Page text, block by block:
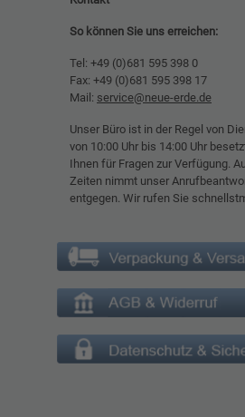
So können Sie uns erreichen:
Tel: +49 (0)681 595 398 0
Fax: +49 (0)681 595 398 17
Mail: service@neue-erde.de
Unser Büro ist in der Regel von
von 10:00 Uhr bis 14:00 Uhr
Ihnen für Fragen zur Verfügung.
Zeiten nimmt unser
entgegen. Wir rufen Sie